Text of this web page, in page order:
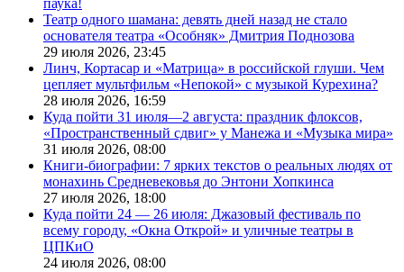
паука!
Театр одного шамана: девять дней назад не стало
основателя театра «Особняк» Дмитрия Поднозова
29 июля 2026, 23:45
Линч, Кортасар и «Матрица» в российской глуши. Чем
цепляет мультфильм «Непокой» с музыкой Курехина?
28 июля 2026, 16:59
Куда пойти 31 июля—2 августа: праздник флоксов,
«Пространственный сдвиг» у Манежа и «Музыка мира»
31 июля 2026, 08:00
Книги-биографии: 7 ярких текстов о реальных людях от
монахинь Средневековья до Энтони Хопкинса
27 июля 2026, 18:00
Куда пойти 24 — 26 июля: Джазовый фестиваль по
всему городу, «Окна Открой» и уличные театры в
ЦПКиО
24 июля 2026, 08:00